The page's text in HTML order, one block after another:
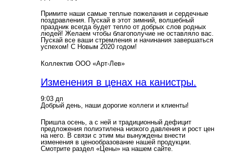
Примите наши самые теплые пожелания и сердечные
поздравления. Пускай в этот зимний, волшебный
праздник всегда будет тепло от добрых слов родных
людей! Желаем чтобы благополучие не оставляло вас.
Пускай все ваши стремления и начинания завершаться
успехом! С Новым 2020 годом!
Коллектив ООО «Арт-Лев»
Изменения в ценах на канистры.
9:03 дп
Добрый день, наши дорогие коллеги и клиенты!
Пришла осень, а с ней и традиционный дефицит
предложения полиэтилена низкого давления и рост цен
на него. В связи с этим мы вынуждены внести
изменения в ценообразование нашей продукции.
Смотрите раздел «Цены» на нашем сайте.